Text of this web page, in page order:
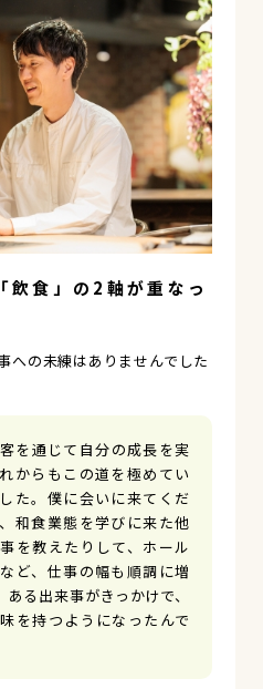
飲食」の2軸が重なっ
への未練はありませんでした
を通じて自分の成長を実
からもこの道を極めてい
た。僕に会いに来てくだ
和食業態を学びに来た他
を教えたりして、ホール
ど、仕事の幅も順調に増
る出来事がきっかけで、
を持つようになったんで